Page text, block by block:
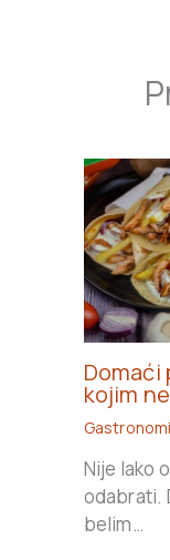
Domaći
kojim
Nije lako
odabrati.
belim…